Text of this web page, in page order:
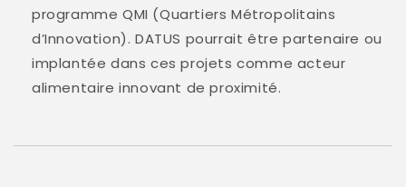
programme QMI (Quartiers Métropolitains
d’Innovation).DATUS pourrait être partenaire ou
implantée dans ces projets comme acteur
alimentaire innovant de proximité.